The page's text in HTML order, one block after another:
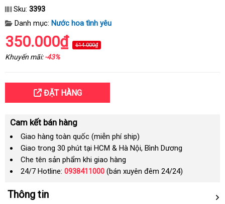
Sku: 3393
Danh mục: Nước hoa tình yêu
350.000₫ 614.000₫
Khuyến mãi:-43%
ĐẶT HÀNG
Cam kết bán hàng
Giao hàng toàn quốc (miễn phí ship)
Giao trong 30 phút tại HCM & Hà Nội, Bình Dương
Che tên sản phẩm khi giao hàng
24/7 Hotline: 0938411000 (bán xuyên đêm 24/24)
Thông tin